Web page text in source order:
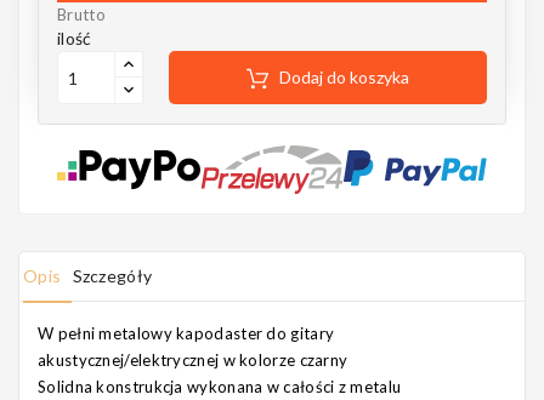
Ortega
Usługi
Brutto
ilość
Dodaj do koszyka
Opis Szczegóły
W pełni metalowy kapodaster do gitary
akustycznej/elektrycznej w kolorze czarny
Solidna konstrukcja wykonana w całości z metalu